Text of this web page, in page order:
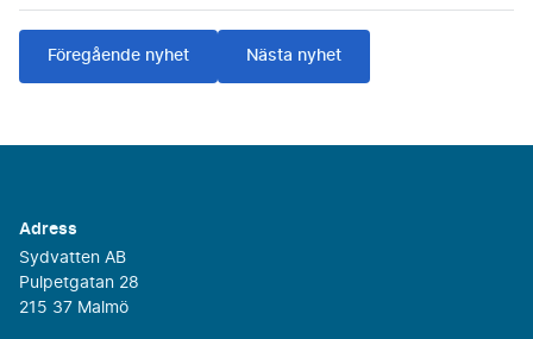
Föregående nyhet Nästa nyhet
Adress
Sydvatten AB
Pulpetgatan 28
215 37 Malmö